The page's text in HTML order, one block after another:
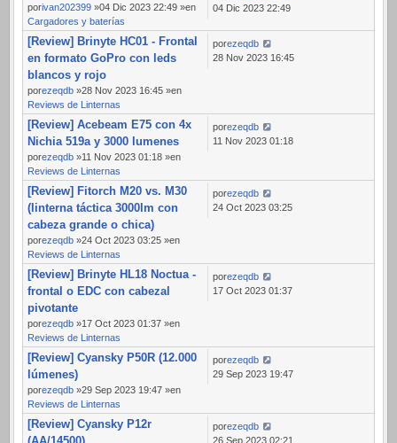
porivan202399 »04 Dic 2023 22:49 »en
Cargadores y baterías
04 Dic 2023 22:49
[Review] Brinyte HC01 - Frontal
en formato GoPro con leds
blancos y rojo
porezeqdb »28 Nov 2023 16:45 »en
Reviews de Linternas
porezeqdb
28 Nov 2023 16:45
[Review] Acebeam E75 con 4x
Nichia 519a y 3000 lumenes
porezeqdb »11 Nov 2023 01:18 »en
Reviews de Linternas
porezeqdb
11 Nov 2023 01:18
[Review] Fitorch M20 vs. M30
(linterna táctica 3000lm con
cabeza grande o chica)
porezeqdb »24 Oct 2023 03:25 »en
Reviews de Linternas
porezeqdb
24 Oct 2023 03:25
[Review] Brinyte HL18 Noctua -
frontal o EDC con cabezal
pivotante
porezeqdb »17 Oct 2023 01:37 »en
Reviews de Linternas
porezeqdb
17 Oct 2023 01:37
[Review] Cyansky P50R (12.000
lúmenes)
porezeqdb »29 Sep 2023 19:47 »en
Reviews de Linternas
porezeqdb
29 Sep 2023 19:47
[Review] Cyansky P12r
(AA/14500)
porezeqdb
26 Sep 2023 02:21